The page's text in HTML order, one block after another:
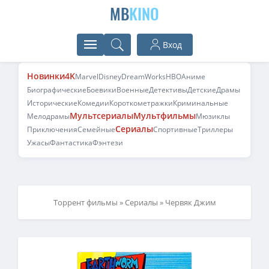
MBKINO
Вход
Новинки4KMarvelDisneyDreamWorksHBOАниме
БиографическиеБоевикиВоенныеДетективыДетскиеДрамы
ИсторическиеКомедииКороткометражкиКриминальные
МелодрамыМультсериалыМультфильмыМюзиклы
ПриключенияСемейныеСериалыСпортивныеТриллеры
УжасыФантастикаФэнтези
Торрент фильмы »Сериалы » Червяк Джим